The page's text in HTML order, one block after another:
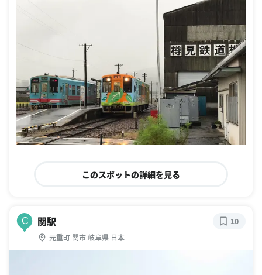
このスポットの詳細を見る
C 関駅
元重町 関市 岐阜県 日本
10